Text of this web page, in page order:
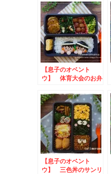
お弁当
【息子のオベント
ウ】 体育大会のお弁
【息子のオベント
ウ】 三色丼のサンリ